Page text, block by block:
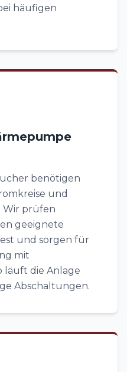
häufigen
benötigen
und
Wir prüfen
geeignete
und sorgen für
mit
läuft die Anlage
Abschaltungen.